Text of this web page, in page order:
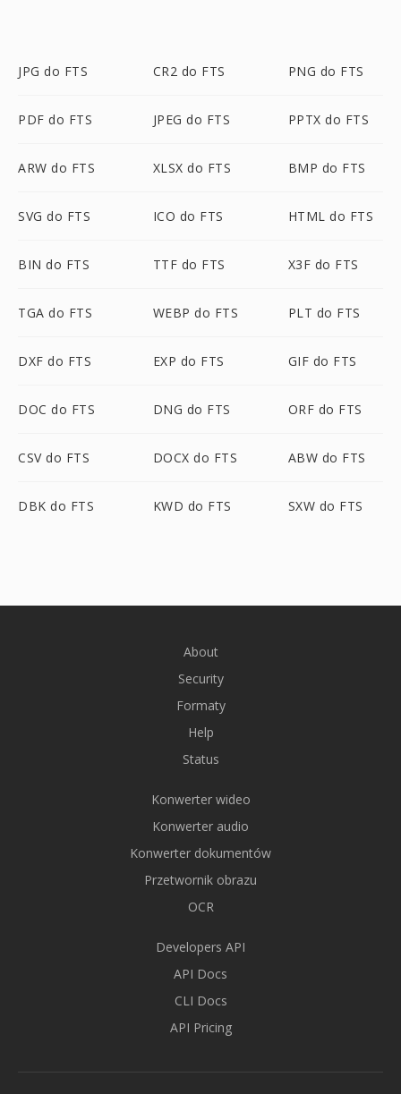
JPG do FTS CR2 do FTS PNG do FTS
PDF do FTS JPEG do FTS PPTX do FTS
ARW do FTS XLSX do FTS BMP do FTS
SVG do FTS ICO do FTS HTML do FTS
BIN do FTS TTF do FTS X3F do FTS
TGA do FTS WEBP do FTS PLT do FTS
DXF do FTS EXP do FTS GIF do FTS
DOC do FTS DNG do FTS ORF do FTS
CSV do FTS DOCX do FTS ABW do FTS
DBK do FTS KWD do FTS SXW do FTS
About
Security
Formaty
Help
Status
Konwerter wideo
Konwerter audio
Konwerter dokumentów
Przetwornik obrazu
OCR
Developers API
API Docs
CLI Docs
API Pricing